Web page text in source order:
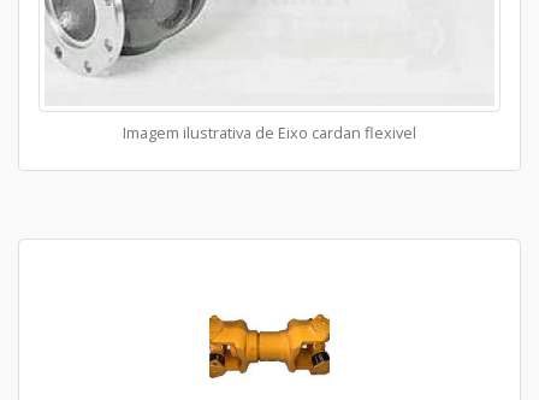
Imagem ilustrativa de Eixo cardan flexivel